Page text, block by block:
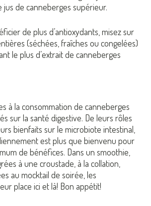
de canneberges supérieur.
de plus d’antioxydants, misez sur
(séchées, fraîches ou congelées)
le plus d’extrait de canneberges
à la consommation de canneberges
sur la santé digestive. De leurs rôles
bienfaits sur le microbiote intestinal,
est plus que bienvenu pour
de bénéfices. Dans un smoothie,
à une croustade, à la collation,
au mocktail de soirée, les
place ici et là! Bon appétit!